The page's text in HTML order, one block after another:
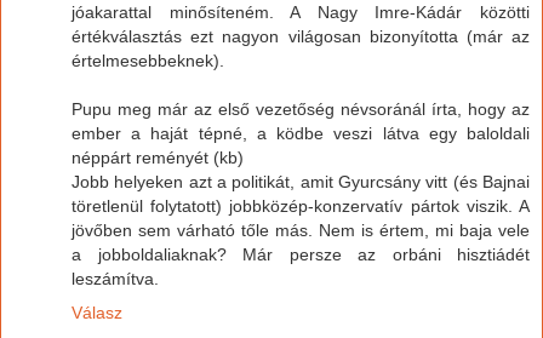
jóakarattal minősíteném. A Nagy Imre-Kádár közötti
értékválasztás ezt nagyon világosan bizonyította (már az
értelmesebbeknek).
Pupu meg már az első vezetőség névsoránál írta, hogy az
ember a haját tépné, a ködbe veszi látva egy baloldali
néppárt reményét (kb)
Jobb helyeken azt a politikát, amit Gyurcsány vitt (és Bajnai
töretlenül folytatott) jobbközép-konzervatív pártok viszik. A
jövőben sem várható tőle más. Nem is értem, mi baja vele
a jobboldaliaknak? Már persze az orbáni hisztiádét
leszámítva.
Válasz